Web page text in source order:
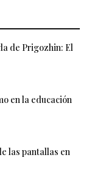
de Prigozhin: El
en la educación
las pantallas en